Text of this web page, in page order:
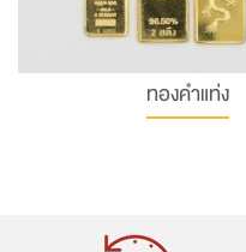
ทองคำแท่ง